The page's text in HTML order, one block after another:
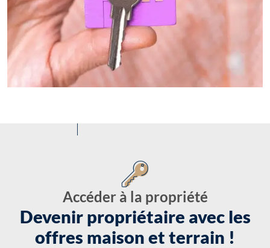
Accéder à la propriété
Devenir propriétaire avec les
offres maison et terrain !